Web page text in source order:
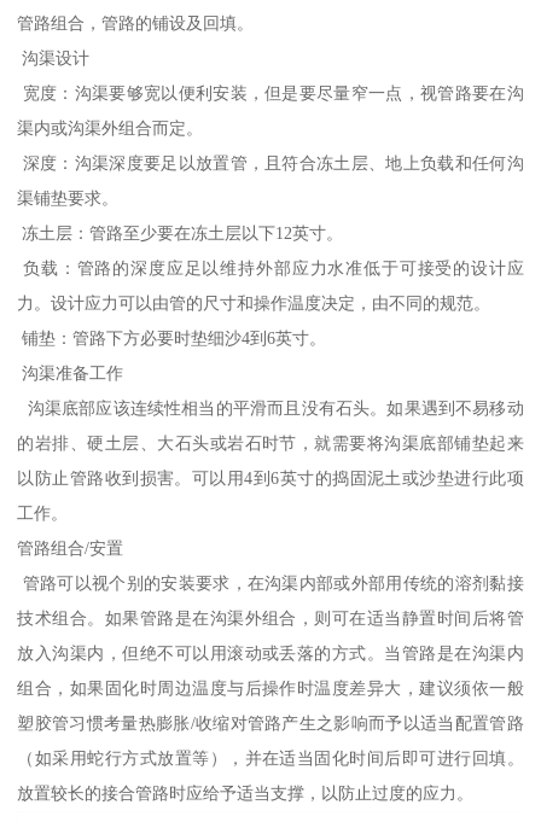
管路组合，管路的铺设及回填。
沟渠设计
宽度：沟渠要够宽以便利安装，但是要尽量窄一点，视管路要在沟
渠内或沟渠外组合而定。
深度：沟渠深度要足以放置管，且符合冻土层、地上负载和任何沟
渠铺垫要求。
冻土层：管路至少要在冻土层以下12英寸。
负载：管路的深度应足以维持外部应力水准低于可接受的设计应
力。设计应力可以由管的尺寸和操作温度决定，由不同的规范。
铺垫：管路下方必要时垫细沙4到6英寸。
沟渠准备工作
沟渠底部应该连续性相当的平滑而且没有石头。如果遇到不易移动
的岩排、硬土层、大石头或岩石时节，就需要将沟渠底部铺垫起来
以防止管路收到损害。可以用4到6英寸的捣固泥土或沙垫进行此项
工作。
管路组合/安置
管路可以视个别的安装要求，在沟渠内部或外部用传统的溶剂黏接
技术组合。如果管路是在沟渠外组合，则可在适当静置时间后将管
放入沟渠内，但绝不可以用滚动或丢落的方式。当管路是在沟渠内
组合，如果固化时周边温度与后操作时温度差异大，建议须依一般
塑胶管习惯考量热膨胀/收缩对管路产生之影响而予以适当配置管路
（如采用蛇行方式放置等），并在适当固化时间后即可进行回填。
放置较长的接合管路时应给予适当支撑，以防止过度的应力。